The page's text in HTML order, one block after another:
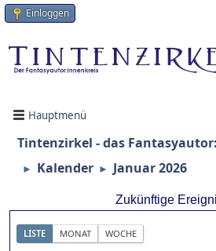
Einloggen
Hauptmenü
Tintenzirkel - das
► Kalender ► Januar 2026
Zukünftige
LISTE MONAT WOCHE